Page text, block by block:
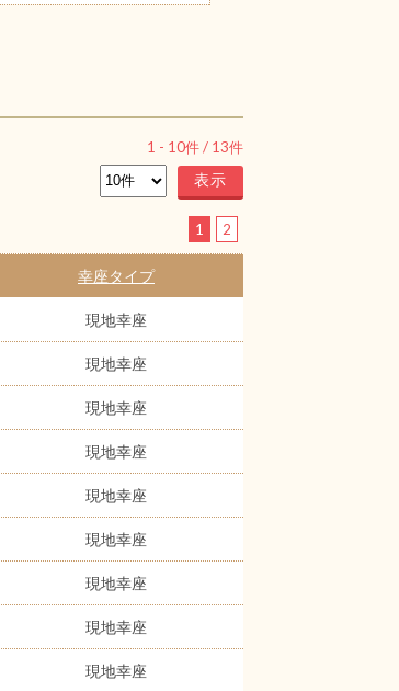
1 - 10件 / 13件
1 2
幸座タイプ
現地幸座
現地幸座
現地幸座
現地幸座
現地幸座
現地幸座
現地幸座
現地幸座
現地幸座